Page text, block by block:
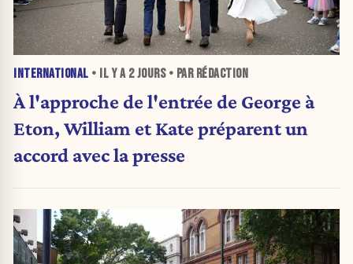
INTERNATIONAL • IL Y A 2 JOURS• PAR RÉDACTION
À l'approche de l'entrée de George à
Eton, William et Kate préparent un
accord avec la presse